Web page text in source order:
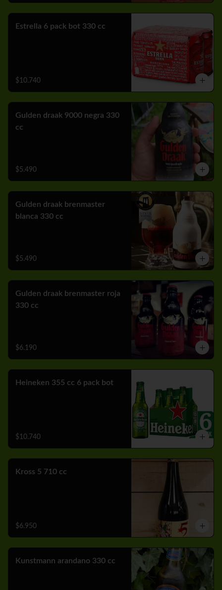
Estrella 6 pack bot 330 cc
$10.740
Gulden draak 9000 negra 330
cc
$5.490
Gulden draak brenmaster
blanca 330 cc
$5.490
Gulden draak brenmaster roja
330 cc
$6.190
Heineken 355 cc 6 pack bot
$10.740
Kross 5 710 cc
$6.950
Kunstmann arandano 330 cc